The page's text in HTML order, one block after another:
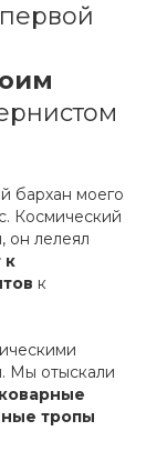
бархан моего
Космический
он лелеял
к
к
Мы отыскали
коварные
тропы